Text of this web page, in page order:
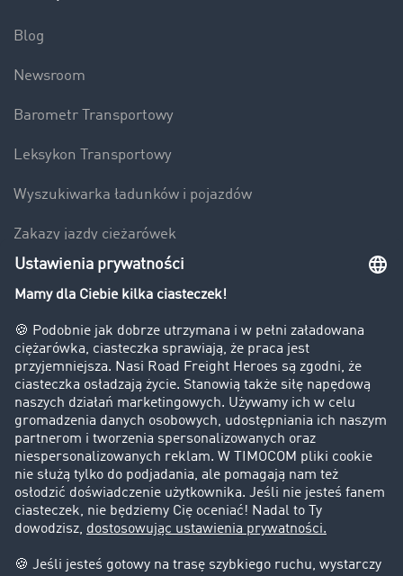
Blog
Newsroom
Barometr Transportowy
Leksykon Transportowy
Wyszukiwarka ładunków i pojazdów
Zakazy jazdy ciężarówek
Bezpieczeństwo
Firma
Historie sukcesu
Klienci pozyskują nowych klientów
Informacje prawne
Impressum
OWU
Ochrona danych